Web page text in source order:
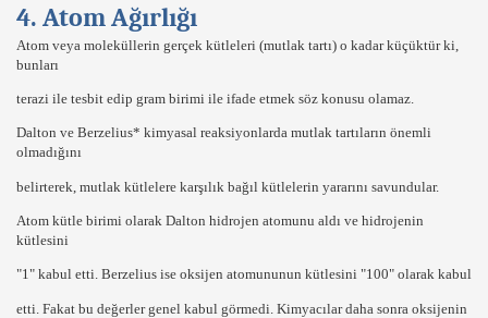
4. Atom Ağırlığı
Atom veya moleküllerin gerçek kütleleri (mutlak tartı) o kadar küçüktür ki,
bunları
terazi ile tesbit edip gram birimi ile ifade etmek söz konusu olamaz.
Dalton ve Berzelius* kimyasal reaksiyonlarda mutlak tartıların önemli
olmadığını
belirterek, mutlak kütlelere karşılık bağıl kütlelerin yararını savundular.
Atom kütle birimi olarak Dalton hidrojen atomunu aldı ve hidrojenin
kütlesini
"1" kabul etti. Berzelius ise oksijen atomununun kütlesini "100" olarak kabul
etti. Fakat bu değerler genel kabul görmedi. Kimyacılar daha sonra oksijenin